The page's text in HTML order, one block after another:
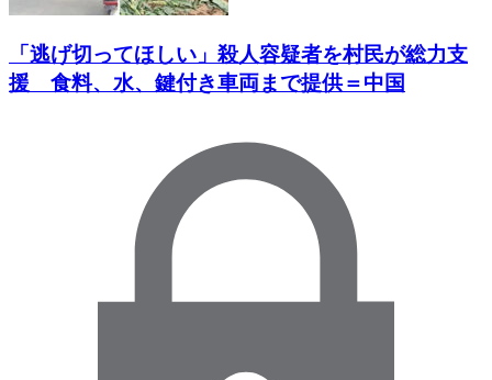
「逃げ切ってほしい」殺人容疑者を村民が総力支
援 食料、水、鍵付き車両まで提供＝中国